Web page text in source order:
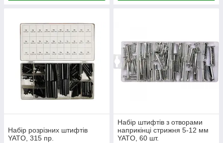
Набір розрізних штифтів
YATO, 315 пр.
Набір штифтів з отворами
наприкінці стрижня 5-12 мм
YATO, 60 шт.